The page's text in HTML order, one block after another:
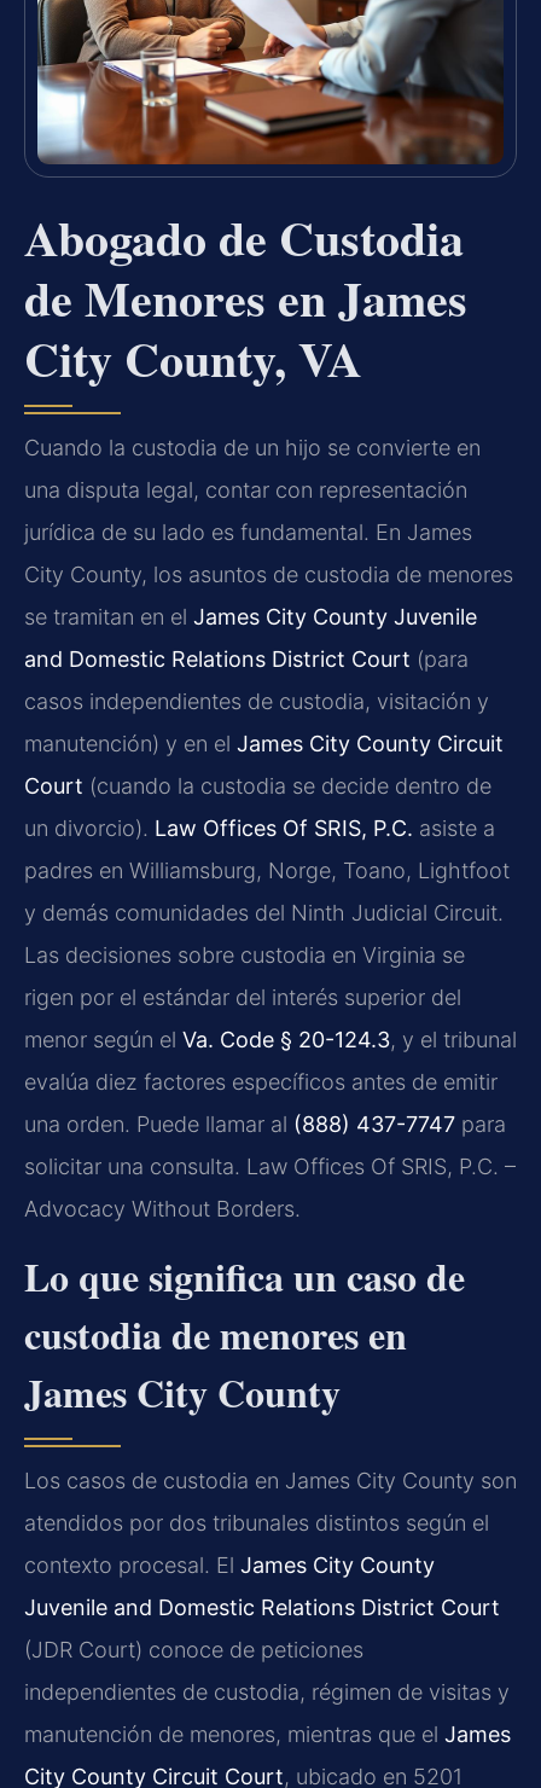
Abogado de Custodia
de Menores en James
City County, VA
Cuando la custodia de un hijo se convierte en
una disputa legal, contar con representación
jurídica de su lado es fundamental. En James
City County, los asuntos de custodia de menores
se tramitan en el James City County Juvenile
and Domestic Relations District Court (para
casos independientes de custodia, visitación y
manutención) y en el James City County Circuit
Court (cuando la custodia se decide dentro de
un divorcio). Law Offices Of SRIS, P.C. asiste a
padres en Williamsburg, Norge, Toano, Lightfoot
y demás comunidades del Ninth Judicial Circuit.
Las decisiones sobre custodia en Virginia se
rigen por el estándar del interés superior del
menor según el Va. Code § 20-124.3, y el tribunal
evalúa diez factores específicos antes de emitir
una orden. Puede llamar al (888) 437-7747 para
solicitar una consulta. Law Offices Of SRIS, P.C. –
Advocacy Without Borders.
Lo que significa un caso de
custodia de menores en
James City County
Los casos de custodia en James City County son
atendidos por dos tribunales distintos según el
contexto procesal. El James City County
Juvenile and Domestic Relations District Court
(JDR Court) conoce de peticiones
independientes de custodia, régimen de visitas y
manutención de menores, mientras que el James
City County Circuit Court, ubicado en 5201